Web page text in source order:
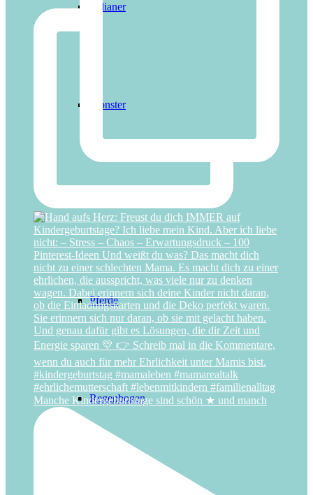
Indianer
Monster
Pferde
Regenbogen
Manche Kindergeburtstage sind schön ★ und manch